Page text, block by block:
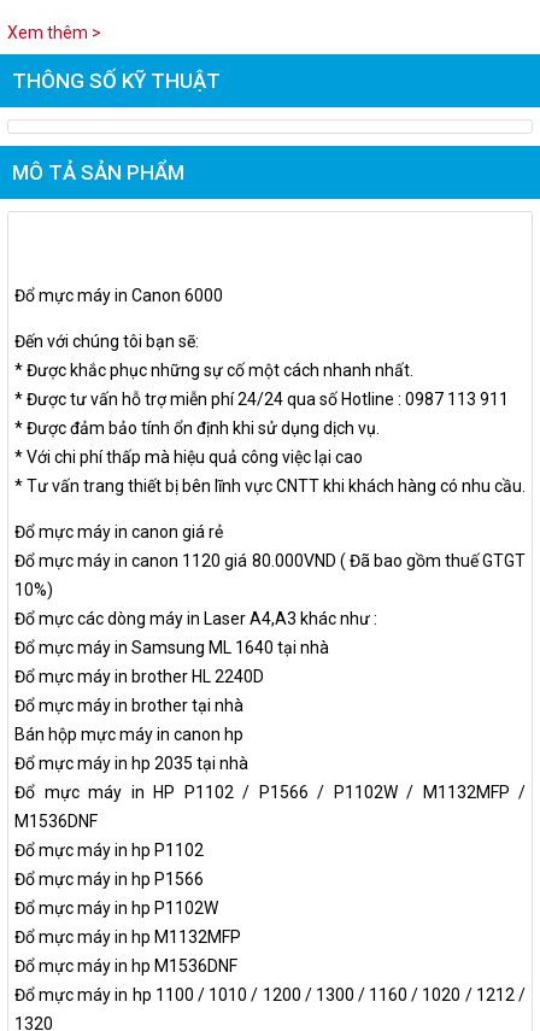
Xem thêm >
THÔNG SỐ KỸ THUẬT
MÔ TẢ SẢN PHẨM
Đổ mực máy in Canon 6000
Đến với chúng tôi bạn sẽ:
* Được khắc phục những sự cố một cách nhanh nhất.
* Được tư vấn hỗ trợ miễn phí 24/24 qua số Hotline : 0987 113 911
* Được đảm bảo tính ổn định khi sử dụng dịch vụ.
* Với chi phí thấp mà hiệu quả công việc lại cao
* Tư vấn trang thiết bị bên lĩnh vực CNTT khi khách hàng có nhu cầu.
Đổ mực máy in canon giá rẻ
Đổ mực máy in canon 1120 giá 80.000VND ( Đã bao gồm thuế GTGT
10%)
Đổ mực các dòng máy in Laser A4,A3 khác như :
Đổ mực máy in Samsung ML 1640 tại nhà
Đổ mực máy in brother HL 2240D
Đổ mực máy in brother tại nhà
Bán hộp mực máy in canon hp
Đổ mực máy in hp 2035 tại nhà
Đổ mực máy in HP P1102 / P1566 / P1102W / M1132MFP /
M1536DNF
Đổ mực máy in hp P1102
Đổ mực máy in hp P1566
Đổ mực máy in hp P1102W
Đổ mực máy in hp M1132MFP
Đổ mực máy in hp M1536DNF
Đổ mực máy in hp 1100 / 1010 / 1200 / 1300 / 1160 / 1020 / 1212 /
1320